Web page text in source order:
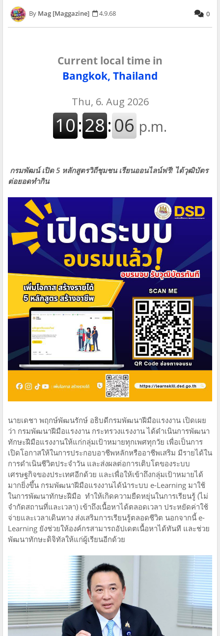
Mag [Maggazine] 4.9.68 0
Current local time in
Bangkok, Thailand
กรมพัฒน์ เปิด 5 หลักสูตรวิถีชุมชน เรียนออนไลน์ฟรี! ได้วุฒิบัตร
ต่อยอดทำกิน
นายเดชา พฤกษ์พัฒนรักษ์ อธิบดีกรมพัฒนาฝีมือแรงงาน เปิดเผย
ว่า กรมพัฒนาฝีมือแรงงาน กระทรวงแรงงาน ได้ดำเนินการพัฒนา
ทักษะฝีมือแรงงานให้แก่กลุ่มเป้าหมายทุกเพศทุกวัย เพื่อเป็นการ
เปิดโอกาสให้ในการประกอบอาชีพหลักหรืออาชีพเสริม มีรายได้ใน
การดำเนินชีวิตประจำวัน และส่งผลต่อการเติบโตของระบบ
เศรษฐกิจของประเทศอีกด้วย และเพื่อให้เข้าถึงกลุ่มเป้าหมายได้
มากยิ่งขึ้น กรมพัฒนาฝีมือแรงงานได้นำระบบ e-Learning มาใช้
ในการพัฒนาทักษะฝีมือ ทำให้เกิดความยืดหยุ่นในการเรียนรู้ (ไม่
จำกัดสถานที่และเวลา) เข้าถึงเนื้อหาได้ตลอดเวลา ประหยัดค่าใช้
จ่ายและเวลาเดินทาง ส่งเสริมการเรียนรู้ตลอดชีวิต นอกจากนี้ e-
Learning ยังช่วยให้องค์กรสามารถอัปเดตเนื้อหาได้ทันที และช่วย
พัฒนาทักษะดิจิทัลให้แก่ผู้เรียนอีกด้วย